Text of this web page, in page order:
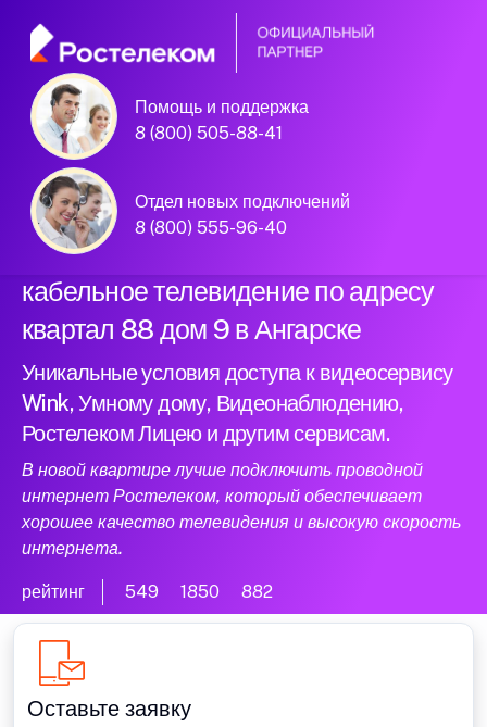
Помощь и поддержка
8 (800) 505-88-41
Отдел новых подключений
8 (800) 555-96-40
Официальный
партнер Ростелеком
Подключили новый интернет и
кабельное телевидение по адресу
квартал 88 дом 9 в Ангарске
Уникальные условия доступа к видеосервису
Wink, Умному дому, Видеонаблюдению,
Ростелеком Лицею и другим сервисам.
В новой квартире лучше подключить проводной
интернет Ростелеком, который обеспечивает
хорошее качество телевидения и высокую скорость
интернета.
рейтинг 549 1850 882
Оставьте заявку